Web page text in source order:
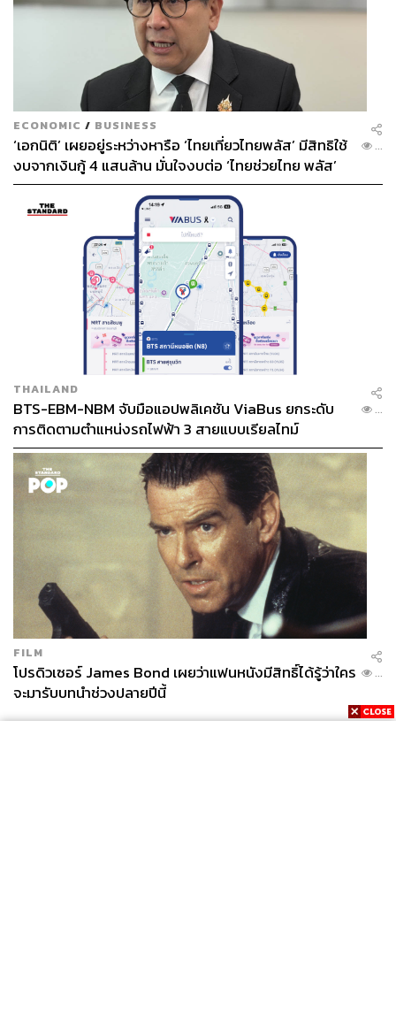
ECONOMIC / BUSINESS
‘เอกนิติ’ เผยอยู่ระหว่างหารือ ‘ไทยเที่ยวไทยพลัส’ มีสิทธิใช้
งบจากเงินกู้ 4 แสนล้าน มั่นใจงบต่อ ‘ไทยช่วยไทย พลัส’
เฟส 2 มีเพียงพอ
...
THAILAND
BTS-EBM-NBM จับมือแอปพลิเคชัน ViaBus ยกระดับ
การติดตามตำแหน่งรถไฟฟ้า 3 สายแบบเรียลไทม์
...
FILM
โปรดิวเซอร์ James Bond เผยว่าแฟนหนังมีสิทธิ์ได้รู้ว่าใคร
จะมารับบทนำช่วงปลายปีนี้
...